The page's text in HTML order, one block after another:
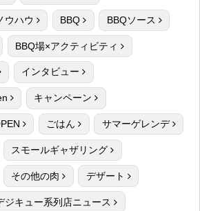
ウハウ BBQ BBQソース
BBQ場×アクティビティ
インタビュー
キャンペーン
ごはん サマーゲレンデ
スモールギャザリング
その他の肉 デザート
ジキュー系列店ニュース